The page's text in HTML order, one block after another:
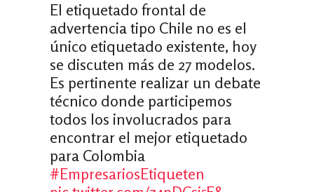
El etiquetado frontal de
advertencia tipo Chile no es el
único etiquetado existente, hoy
se discuten más de 27 modelos.
Es pertinente realizar un debate
técnico donde participemos
todos los involucrados para
encontrar el mejor etiquetado
para Colombia
#EmpresariosEtiqueten